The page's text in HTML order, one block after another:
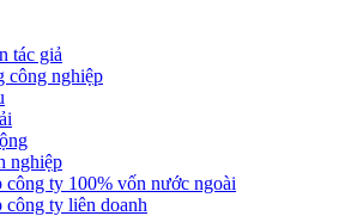
tác giả
công nghiệp
nghiệp
công ty 100% vốn nước ngoài
công ty liên doanh